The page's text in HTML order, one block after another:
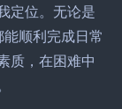
定位。无论是
顺利完成日常
质，在困难中